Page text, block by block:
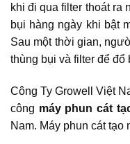
khi đi qua filter thoát ra
bụi hàng ngày khi bật
Sau một thời gian,
thùng bụi và filter để
Công Ty Growell Việt
công máy phun cát
Nam. Máy phun cát tạo